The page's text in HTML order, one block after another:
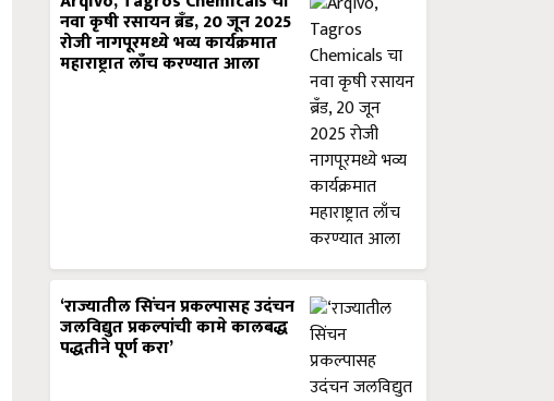
नवा कृषी रसायन ब्रँड, 20 जून 2025
रोजी नागपूरमध्ये भव्य कार्यक्रमात
महाराष्ट्रात लाँच करण्यात आला
‘राज्यातील सिंचन प्रकल्पासह उदंचन
जलविद्युत प्रकल्पांची कामे कालबद्ध
पद्धतीने पूर्ण करा’